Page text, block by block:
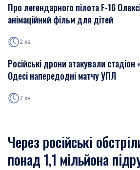
Про легендарного пілота F-16
анімаційний фільм для дітей
2 хв
Російські дрони атакували
Одесі напередодні матчу УПЛ
2 хв
Через російські
понад 1,1 мільйона